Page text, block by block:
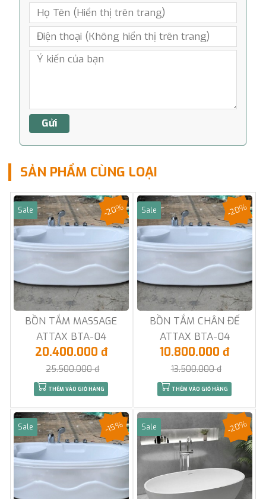
SẢN PHẨM CÙNG LOẠI
Sale
BỒN TẮM MASSAGE
ATTAX BTA-04
-20%
20.400.000 đ
25.500.000 đ
THÊM VÀO GIỎ HÀNG
Sale
BỒN TẮM CHÂN ĐẾ
ATTAX BTA-04
-20%
10.800.000 đ
13.500.000 đ
THÊM VÀO GIỎ HÀNG
Sale -15% Sale -20%